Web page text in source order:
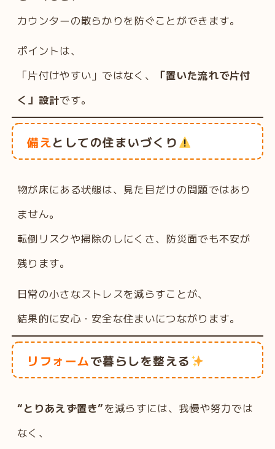
カウンターの散らかりを防ぐことができます。
ポイントは、
「片付けやすい」ではなく、
「置いた流れで片付
く」設計です。
備えとしての住まいづくり
物が床にある状態は、見た目だけの問題ではあり
ません。
転倒リスクや掃除のしにくさ、防災面でも不安が
残ります。
日常の小さなストレスを減らすことが、
結果的に安心・安全な住まいにつながります。
リフォームで暮らしを整える
“とりあえず置き”を減らすには、我慢や努力では
なく、